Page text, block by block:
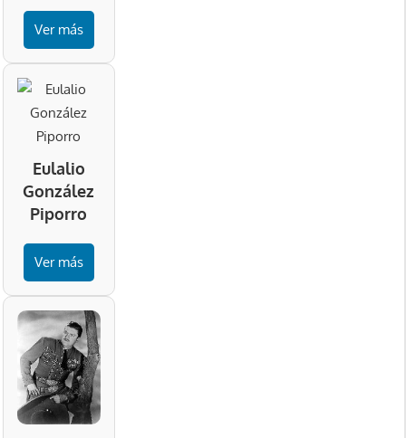
Ver más
Eulalio
González
Piporro
Ver más